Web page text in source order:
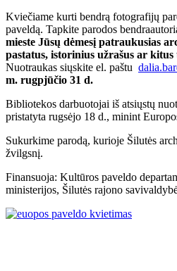
Kviečiame kurti bendrą fotografijų
paveldą. Tapkite parodos
mieste Jūsų dėmesį patraukusias
pastatus, istorinius užrašus ar
Nuotraukas siųskite el. paštu
m. rugpjūčio 31 d.
Bibliotekos darbuotojai iš atsiųstų
pristatyta rugsėjo 18 d., minint
Sukurkime parodą, kurioje Šilutės
žvilgsnį.
Finansuoja: Kultūros paveldo
ministerijos, Šilutės rajono